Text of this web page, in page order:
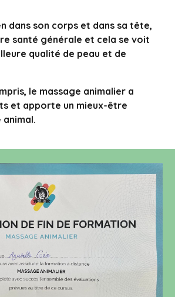
dans son corps et dans sa tête,
santé générale et cela se voit
qualité de peau et de
le massage animalier a
et apporte un mieux-être